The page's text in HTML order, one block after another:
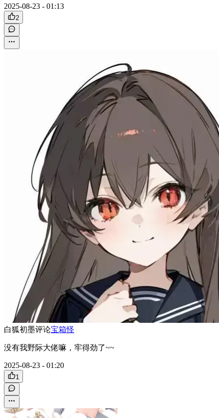
2025-08-23 - 01:13
2
白狐初墨评论宝箱怪
没有我野际大佬嘛，牢得劲了~~
2025-08-23 - 01:20
1